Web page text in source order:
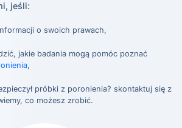
jeśli:
o swoich prawach,
jakie badania mogą pomóc poznać
,
próbki z poronienia? skontaktuj się z
co możesz zrobić.